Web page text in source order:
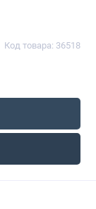
Код товара: 36518